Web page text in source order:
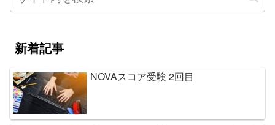
新着記事
NOVAスコア受験 2回目